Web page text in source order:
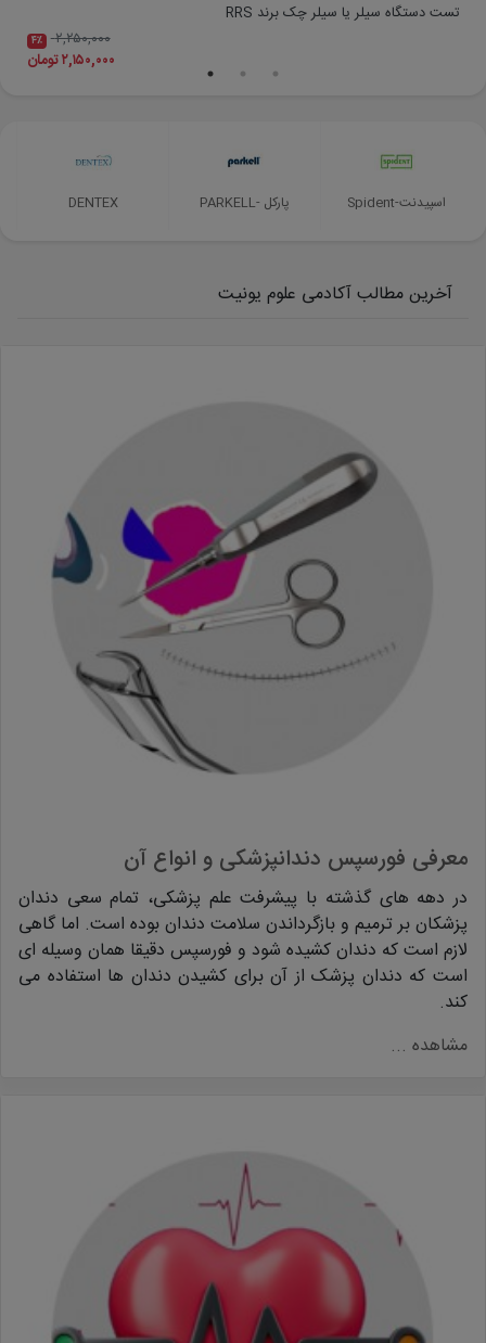
تست دستگاه سیلر یا سیلر چک برند RRS
۲,۲۵۰,۰۰۰
۴٪
۲,۱۵۰,۰۰۰ تومان
Spident-اسپیدنت PARKELL- پارکل DENTEX
آخرین مطالب آکادمی علوم یونیت
معرفی فورسپس دندانپزشکی و انواع آن
در دهه های گذشته با پیشرفت علم پزشکی، تمام سعی دندان
پزشکان بر ترمیم و بازگرداندن سلامت دندان بوده است. اما گاهی
لازم است که دندان کشیده شود و فورسپس دقیقا همان وسیله ای
است که دندان پزشک از آن برای کشیدن دندان ها استفاده می
کند.
مشاهده ...